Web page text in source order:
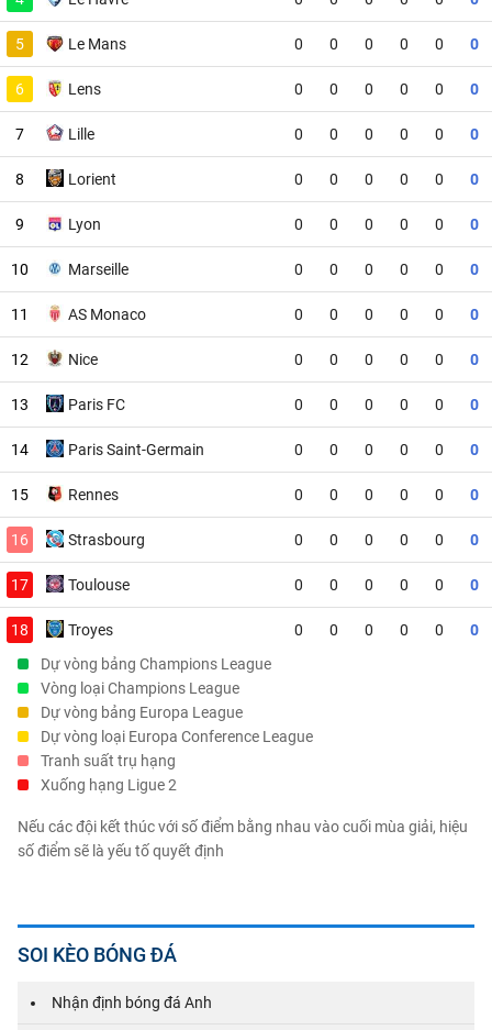
5 Le Mans 0 0 0 0 0 0
6 Lens 0 0 0 0 0 0
7 Lille 0 0 0 0 0 0
8 Lorient 0 0 0 0 0 0
9 Lyon 0 0 0 0 0 0
10 Marseille 0 0 0 0 0 0
11 AS Monaco 0 0 0 0 0 0
12 Nice 0 0 0 0 0 0
13 Paris FC 0 0 0 0 0 0
14 Paris Saint-Germain 0 0 0 0 0 0
15 Rennes 0 0 0 0 0 0
16 Strasbourg 0 0 0 0 0 0
17 Toulouse 0 0 0 0 0 0
18 Troyes 0 0 0 0 0
0
Dự vòng bảng Champions League
Vòng loại Champions League
Dự vòng bảng Europa League
Dự vòng loại Europa Conference League
Tranh suất trụ hạng
Xuống hạng Ligue 2
Nếu các đội kết thúc với số điểm bằng nhau vào cuối mùa giải, hiệu
số điểm sẽ là yếu tố quyết định
SOI KÈO BÓNG ĐÁ
Nhận định bóng đá Anh